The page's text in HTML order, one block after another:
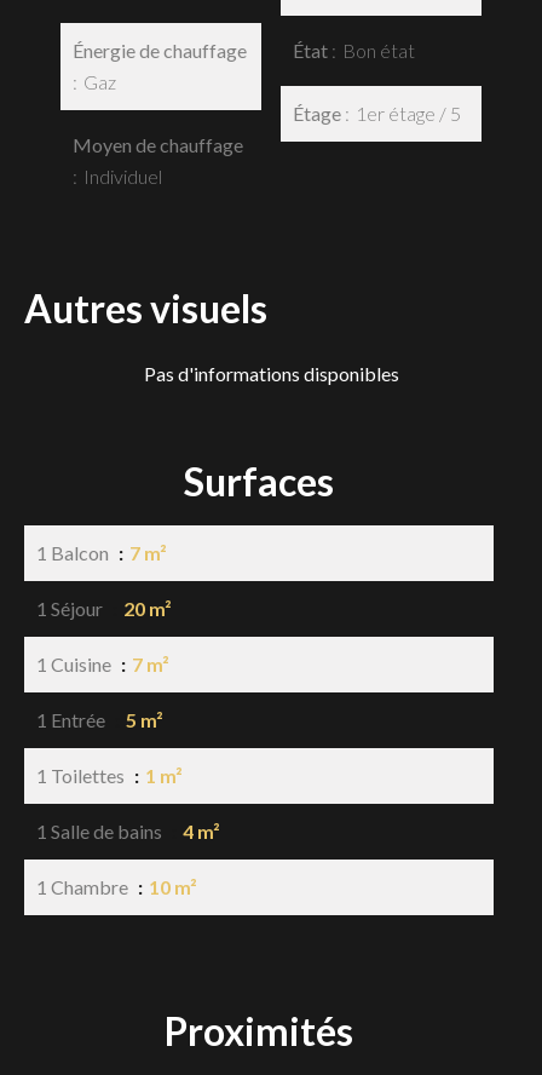
Énergie de chauffage
Gaz
Moyen de chauffage
Individuel
État Bon état
Étage 1er étage / 5
Autres visuels
Pas d'informations disponibles
Surfaces
1 Balcon 7 m²
1 Séjour 20 m²
1 Cuisine 7 m²
1 Entrée 5 m²
1 Toilettes 1 m²
1 Salle de bains 4 m²
1 Chambre 10 m²
Proximités